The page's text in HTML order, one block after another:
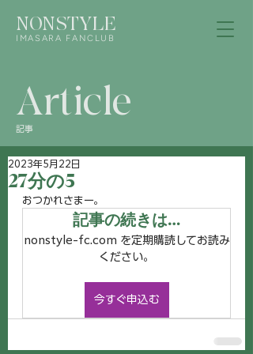
NONSTYLE
IMASARA FANCLUB
Article
記事
27分の5
2023年5月22日
おつかれさまー。
記事の続きは…
nonstyle-fc.com を定期購読してお読み
ください。
今すぐ申込む